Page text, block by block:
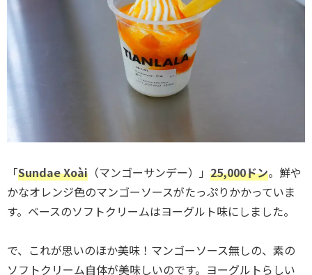
「Sundae Xoài （マンゴーサンデー）」 25,000ドン。鮮や
かなオレンジ色のマンゴーソースがたっぷりかかっていま
す。ベースのソフトクリームはヨーグルト味にしました。
で、これが思いのほか美味！マンゴーソース無しの、素の
ソフトクリーム自体が美味しいのです。ヨーグルトらしい